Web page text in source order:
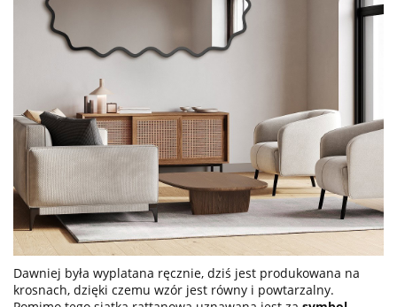
Dawniej była wyplatana ręcznie, dziś jest produkowana na
krosnach, dzięki czemu wzór jest równy i powtarzalny.